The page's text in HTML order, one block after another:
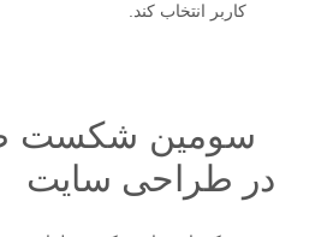
کاربر انتخاب کند.
سومین شکست
در طراحی سایت